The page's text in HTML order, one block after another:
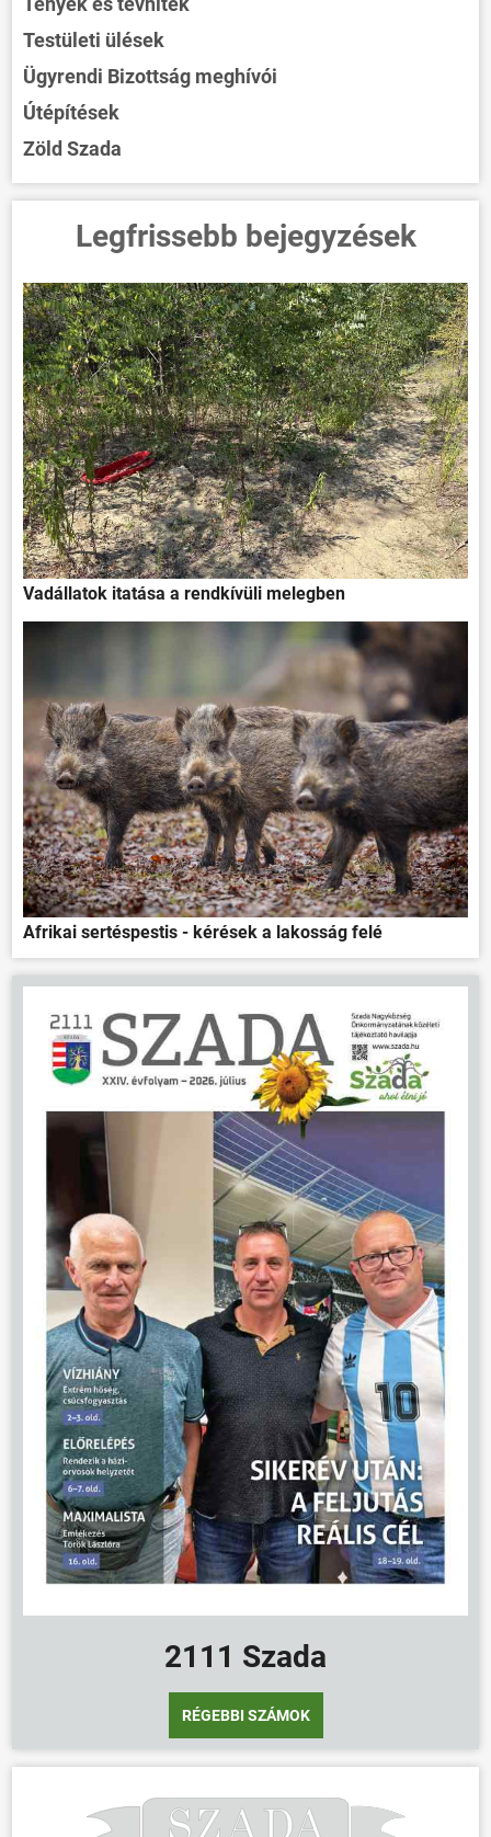
Testületi ülések
Ügyrendi Bizottság meghívói
Útépítések
Zöld Szada
Legfrissebb bejegyzések
Vadállatok itatása a rendkívüli melegben
Afrikai sertéspestis - kérések a lakosság felé
2111 Szada
RÉGEBBI SZÁMOK